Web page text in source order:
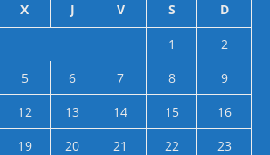
X J V S D
1
2
5 6 7 8
9
12 13 14 15
16
19 20 21 22
23